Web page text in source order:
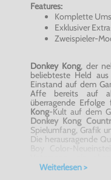
Features:
Komplette
Exklusiver
Zweispieler-
Donkey Kong, der
beliebteste Held
Einstand auf dem
Affe bereits auf
überragende
Kong-Kult auf dem
Donkey Kong
Spielumfang, Grafik
Die herausragende
Modus nutzt das
Weiterlesen >